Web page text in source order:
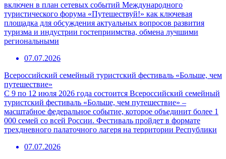
включен в план сетевых событий Международного
туристического форума «Путешествуй!» как ключевая
площадка для обсуждения актуальных вопросов развития
туризма и индустрии гостеприимства, обмена лучшими
региональными
07.07.2026
Всероссийский семейный туристский фестиваль «Больше, чем
путешествие»
С 9 по 12 июля 2026 года состоится Всероссийский семейный
туристский фестиваль «Больше, чем путешествие» –
масштабное федеральное событие, которое объединит более 1
000 семей со всей России. Фестиваль пройдет в формате
трехдневного палаточного лагеря на территории Республики
07.07.2026